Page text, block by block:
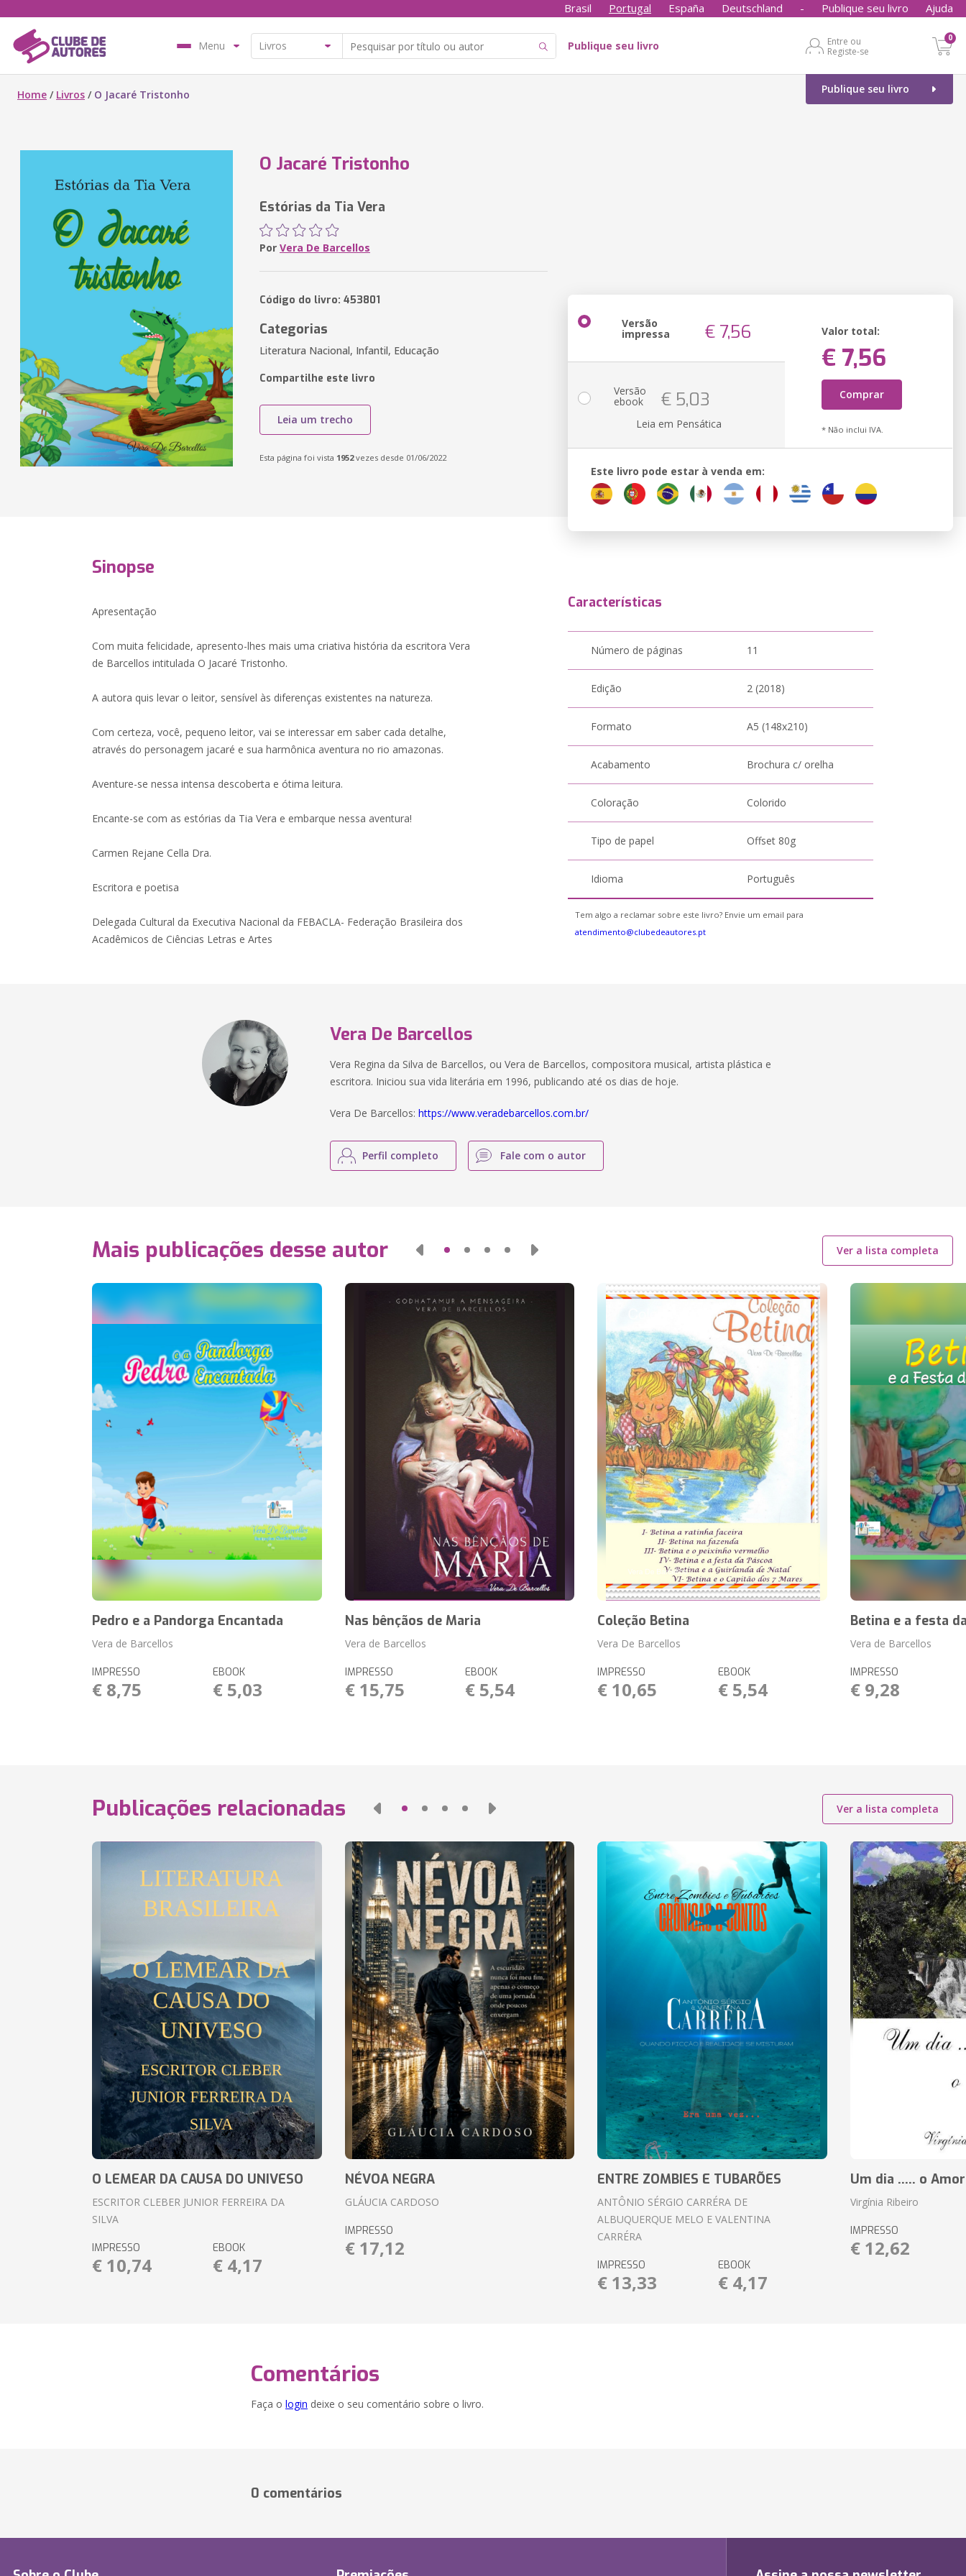
Brasil Portugal España Deutschland - Publique seu livro Ajuda
Menu Publique seu livro
Entre ou
Registe-se
0
Publique seu livro
Home / Livros / O Jacaré Tristonho
O Jacaré Tristonho
Estórias da Tia Vera
Por Vera De Barcellos
Código do livro: 453801
Categorias
Literatura Nacional, Infantil, Educação
Compartilhe este livro
Leia um trecho
Esta página foi vista 1952vezes desde 01/06/2022
Versão
impressa € 7,56 Valor total:
€ 7,56
Comprar
* Não inclui IVA.
Versão
ebook € 5,03
Leia em Pensática
Este livro pode estar à venda em:
Sinopse
Apresentação
Com muita felicidade, apresento-lhes mais uma criativa história da escritora Vera
de Barcellos intitulada O Jacaré Tristonho.
A autora quis levar o leitor, sensível às diferenças existentes na natureza.
Com certeza, você, pequeno leitor, vai se interessar em saber cada detalhe,
através do personagem jacaré e sua harmônica aventura no rio amazonas.
Aventure-se nessa intensa descoberta e ótima leitura.
Encante-se com as estórias da Tia Vera e embarque nessa aventura!
Carmen Rejane Cella Dra.
Escritora e poetisa
Delegada Cultural da Executiva Nacional da FEBACLA- Federação Brasileira dos
Acadêmicos de Ciências Letras e Artes
Características
Número de páginas 11
Edição 2 (2018)
Formato A5 (148x210)
Acabamento Brochura c/ orelha
Coloração Colorido
Tipo de papel Offset 80g
Idioma Português
Tem algo a reclamar sobre este livro? Envie um email para
atendimento@clubedeautores.pt
Vera De Barcellos
Vera Regina da Silva de Barcellos, ou Vera de Barcellos, compositora musical, artista plástica e
escritora. Iniciou sua vida literária em 1996, publicando até os dias de hoje.
Vera De Barcellos:https://www.veradebarcellos.com.br/
Perfil completo Fale com o autor
Mais publicações desse autor Ver a lista completa
Pedro e a Pandorga Encantada
Vera de Barcellos
IMPRESSO
€ 8,75
EBOOK
€ 5,03
Nas bênçãos de Maria
Vera de Barcellos
IMPRESSO
€ 15,75
EBOOK
€ 5,54
Coleção Betina
Vera De Barcellos
IMPRESSO
€ 10,65
EBOOK
€ 5,54
Betina e a festa
Vera de Barcellos
IMPRESSO
€ 9,28
Publicações relacionadas Ver a lista completa
O LEMEAR DA CAUSA DO UNIVESO
ESCRITOR CLEBER JUNIOR FERREIRA DA
SILVA
IMPRESSO
€ 10,74
EBOOK
€ 4,17
NÉVOA NEGRA
GLÁUCIA CARDOSO
IMPRESSO
€ 17,12
ENTRE ZOMBIES E TUBARÕES
ANTÔNIO SÉRGIO CARRÉRA DE
ALBUQUERQUE MELO E VALENTINA
CARRÉRA
IMPRESSO
€ 13,33
EBOOK
€ 4,17
Um dia ..... o Amor
Virgínia Ribeiro
IMPRESSO
€ 12,62
Comentários
Faça o login deixe o seu comentário sobre o livro.
0 comentários